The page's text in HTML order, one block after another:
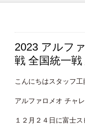
2023 アルフ
戦 全国統一戦
こんにちはスタッフ工
アルファロメオ チャ
１２月２４日に富士